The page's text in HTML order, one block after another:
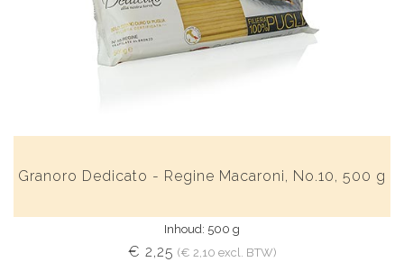
Granoro Dedicato - Regine Macaroni, No.10, 500 g
Inhoud: 500 g
€ 2,25 (€ 2,10 excl. BTW)